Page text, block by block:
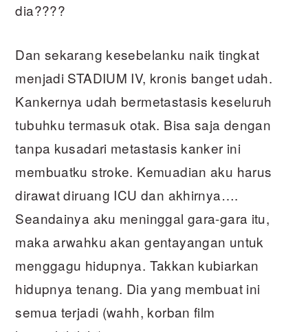
dia????
Dan sekarang kesebelanku naik tingkat
menjadi STADIUM IV, kronis banget udah.
Kankernya udah bermetastasis keseluruh
tubuhku termasuk otak. Bisa saja dengan
tanpa kusadari metastasis kanker ini
membuatku stroke. Kemuadian aku harus
dirawat diruang ICU dan akhirnya….
Seandainya aku meninggal gara-gara itu,
maka arwahku akan gentayangan untuk
menggagu hidupnya. Takkan kubiarkan
hidupnya tenang. Dia yang membuat ini
semua terjadi (wahh, korban film